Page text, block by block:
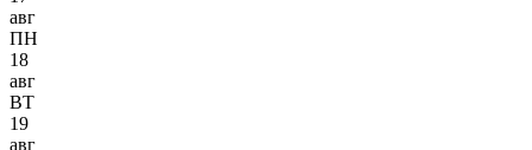
авг
ПН
18
авг
ВТ
19
авг